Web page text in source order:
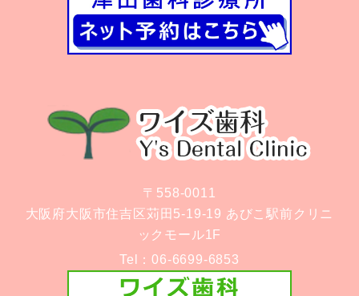
〒558-0011
大阪府大阪市住吉区苅田5-19-19 あびこ駅前クリニ
ックモール1F
Tel：06-6699-6853